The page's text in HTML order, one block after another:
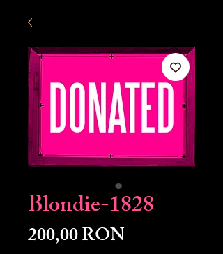
Blondie-1828
200,00 RONPreț